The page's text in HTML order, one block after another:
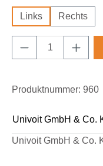
Links Rechts
Produkt
Produktnummer: 960
Univoit GmbH & Co.
Univoit GmbH & Co.